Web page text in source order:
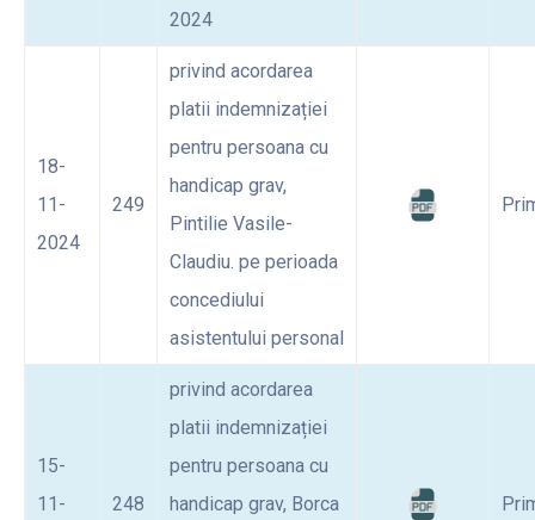
2024
18-
11-
2024
249
privind acordarea
platii indemnizației
pentru persoana cu
handicap grav,
Pintilie Vasile-
Claudiu. pe perioada
concediului
asistentului personal
15-
11-
248
privind acordarea
platii indemnizației
pentru persoana cu
handicap grav, Borca